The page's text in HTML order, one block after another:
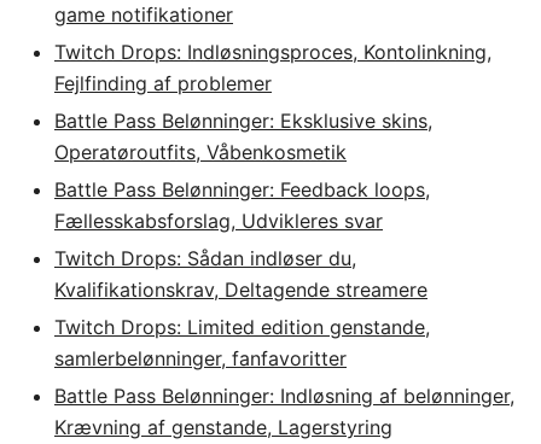
game notifikationer
Twitch Drops: Indløsningsproces, Kontolinkning,
Fejlfinding af problemer
Battle Pass Belønninger: Eksklusive skins,
Operatøroutfits, Våbenkosmetik
Battle Pass Belønninger: Feedback loops,
Fællesskabsforslag, Udvikleres svar
Twitch Drops: Sådan indløser du,
Kvalifikationskrav, Deltagende streamere
Twitch Drops: Limited edition genstande,
samlerbelønninger, fanfavoritter
Battle Pass Belønninger: Indløsning af belønninger,
Krævning af genstande, Lagerstyring